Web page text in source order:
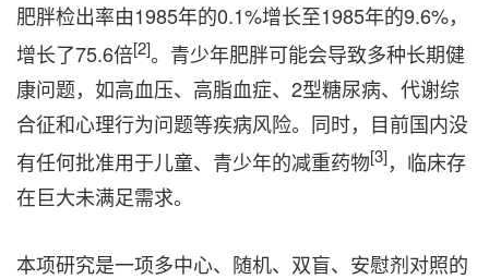
肥胖检出率由1985年的0.1%增长至1985年的9.6%，
增长了75.6倍[2]。青少年肥胖可能会导致多种长期健
康问题，如高血压、高脂血症、2型糖尿病、代谢综
合征和心理行为问题等疾病风险。同时，目前国内没
有任何批准用于儿童、青少年的减重药物[3]，临床存
在巨大未满足需求。
本项研究是一项多中心、随机、双盲、安慰剂对照的